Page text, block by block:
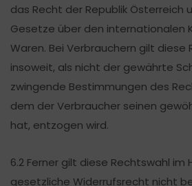
das Recht der Republik Österreich
Gesetze über den internationalen
Waren. Bei Verbrauchern gilt diese
insoweit, als nicht der gewährte
zwingende Bestimmungen des
dem der Verbraucher seinen
hat, entzogen wird.
6.2 Ferner gilt diese Rechtswahl im
gesetzliche Widerrufsrecht nicht